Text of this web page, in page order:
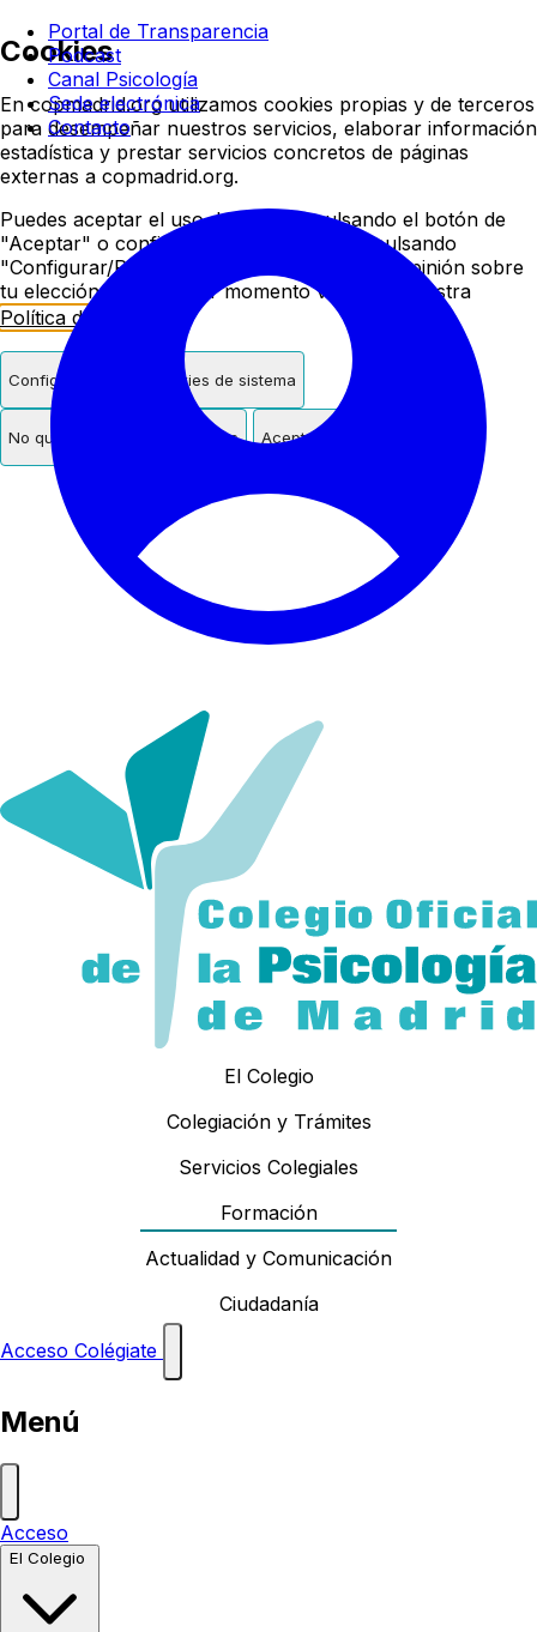
Cookies
En copmadrid.org utilizamos cookies propias y de terceros
para desempeñar nuestros servicios, elaborar información
estadística y prestar servicios concretos de páginas
externas a copmadrid.org.
Puedes aceptar el uso de cookies pulsando el botón de
"Aceptar" o configurar/rechazar su uso pulsando
"Configurar/Rechazar". Podrás cambiar de opinión sobre
tu elección en cualquier momento visitando nuestra
Política de Cookies
Configurar Solo cookies de sistema
No quiero cookies de terceros Aceptar cookies
Colegio oficial de
Portal de Transparencia
Podcast
Canal Psicología
Sede electrónica
Contacto
El Colegio
Colegiación y Trámites
Servicios Colegiales
Formación
Actualidad y Comunicación
Ciudadanía
Acceso Colégiate
Menú
Acceso
El Colegio